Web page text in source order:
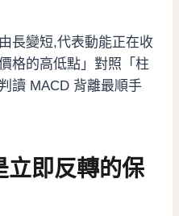
長變短,代表動能正在收
格的高低點」對照「柱
讀 MACD 背離最順手
立即反轉的保